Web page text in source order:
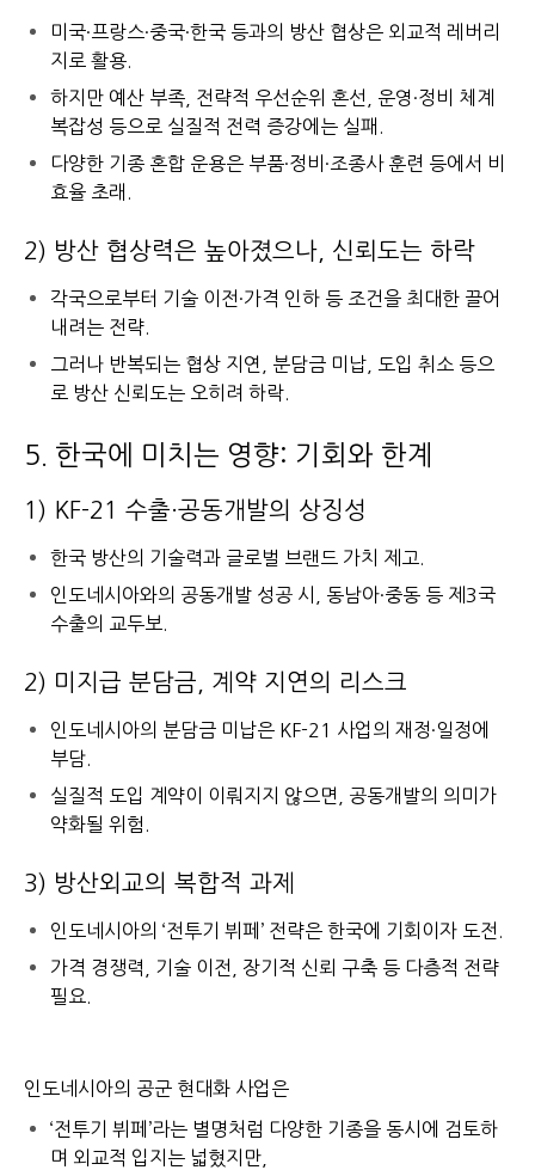
미국·프랑스·중국·한국 등과의 방산 협상은 외교적 레버리
지로 활용.
하지만 예산 부족, 전략적 우선순위 혼선, 운영·정비 체계
복잡성 등으로 실질적 전력 증강에는 실패.
다양한 기종 혼합 운용은 부품·정비·조종사 훈련 등에서 비
효율 초래.
2) 방산 협상력은 높아졌으나, 신뢰도는 하락
각국으로부터 기술 이전·가격 인하 등 조건을 최대한 끌어
내려는 전략.
그러나 반복되는 협상 지연, 분담금 미납, 도입 취소 등으
로 방산 신뢰도는 오히려 하락.
5. 한국에 미치는 영향: 기회와 한계
1) KF-21 수출·공동개발의 상징성
한국 방산의 기술력과 글로벌 브랜드 가치 제고.
인도네시아와의 공동개발 성공 시, 동남아·중동 등 제3국
수출의 교두보.
2) 미지급 분담금, 계약 지연의 리스크
인도네시아의 분담금 미납은 KF-21 사업의 재정·일정에
부담.
실질적 도입 계약이 이뤄지지 않으면, 공동개발의 의미가
약화될 위험.
3) 방산외교의 복합적 과제
인도네시아의 ‘전투기 뷔페’ 전략은 한국에 기회이자 도전.
가격 경쟁력, 기술 이전, 장기적 신뢰 구축 등 다층적 전략
필요.
인도네시아의 공군 현대화 사업은
‘전투기 뷔페’라는 별명처럼 다양한 기종을 동시에 검토하
며 외교적 입지는 넓혔지만,